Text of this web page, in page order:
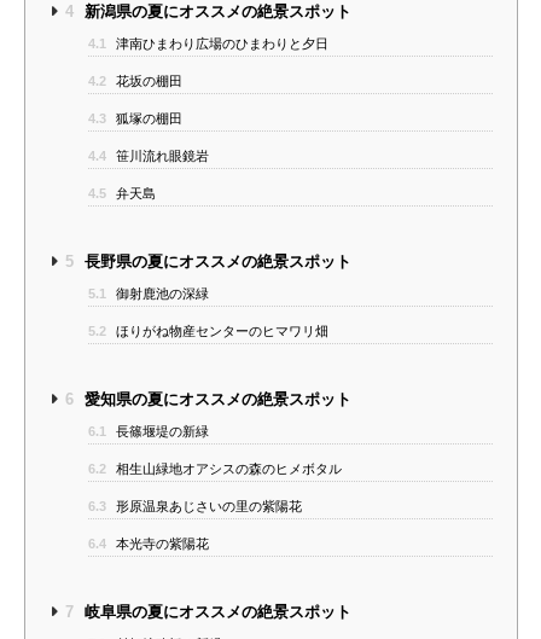
4 新潟県の夏にオススメの絶景スポット
4.1 津南ひまわり広場のひまわりと夕日
4.2 花坂の棚田
4.3 狐塚の棚田
4.4 笹川流れ眼鏡岩
4.5 弁天島
5 長野県の夏にオススメの絶景スポット
5.1 御射鹿池の深緑
5.2 ほりがね物産センターのヒマワリ畑
6 愛知県の夏にオススメの絶景スポット
6.1 長篠堰堤の新緑
6.2 相生山緑地オアシスの森のヒメボタル
6.3 形原温泉あじさいの里の紫陽花
6.4 本光寺の紫陽花
7 岐阜県の夏にオススメの絶景スポット